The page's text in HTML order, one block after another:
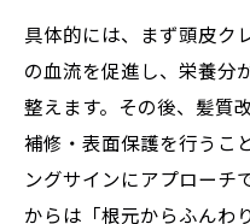
具体的には、まず頭皮ク
の血流を促進し、栄養分
整えます。その後、髪質
補修・表面保護を行うこ
ングサインにアプローチ
からは「根元からふんわ